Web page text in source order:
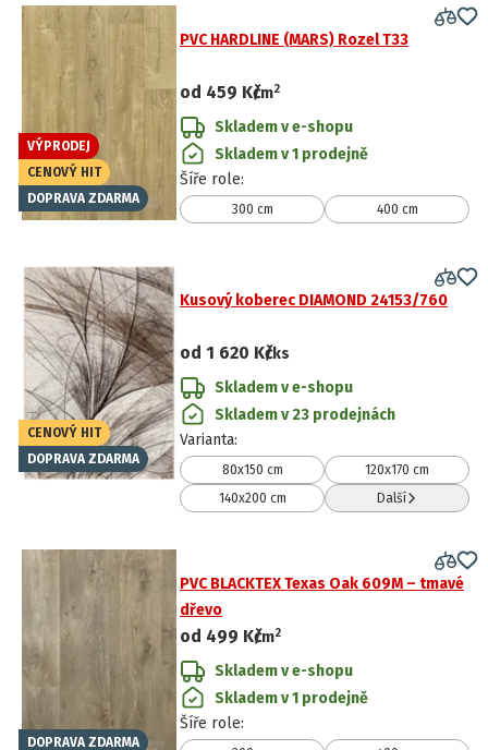
VÝPRODEJ
CENOVÝ HIT
DOPRAVA ZDARMA
PVC HARDLINE (MARS) Rozel T33
od 459 Kč
/m2
Skladem v e-shopu
Skladem v 1 prodejně
Šíře role:
300 cm 400 cm
CENOVÝ HIT
DOPRAVA ZDARMA
Kusový koberec DIAMOND 24153/760
od 1 620 Kč/ks
Skladem v e-shopu
Skladem v 23 prodejnách
Varianta:
80x150 cm
120x170 cm
140x200 cm
Další
DOPRAVA ZDARMA
PVC BLACKTEX Texas Oak 609M – tmavé
dřevo
od 499 Kč
/m2
Skladem v e-shopu
Skladem v 1 prodejně
Šíře role: